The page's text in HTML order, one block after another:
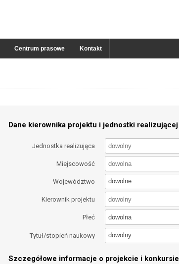
Centrum prasowe Kontakt
Dane kierownika projektu i jednostki realizującej
Jednostka realizująca
Miejscowość
Województwo dowolne
Kierownik projektu
Płeć dowolna
Tytuł/stopień naukowy dowolny
Szczegółowe informacje o projekcie i konkursie